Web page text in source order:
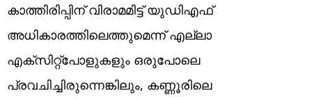
കാത്തിരിപ്പിന് വിരാമമിട്ട് യുഡിഎഫ്
അധികാരത്തിലെത്തുമെന്ന് എല്ലാ
എക്‌സിറ്റ്‌പോളുകളും ഒരുപോലെ
പ്രവചിച്ചിരുന്നെങ്കിലും, കണ്ണൂരിലെ